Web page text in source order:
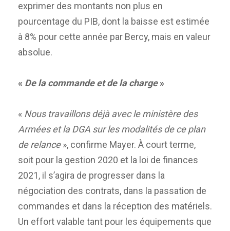
exprimer des montants non plus en
pourcentage du PIB, dont la baisse est estimée
à 8% pour cette année par Bercy, mais en valeur
absolue.
« De la commande et de la charge»
« Nous travaillons déjà avec le ministère des
Armées et la DGA sur les modalités de ce plan
de relance», confirme Mayer. À court terme,
soit pour la gestion 2020 et la loi de finances
2021, il s’agira de progresser dans la
négociation des contrats, dans la passation de
commandes et dans la réception des matériels.
Un effort valable tant pour les équipements que